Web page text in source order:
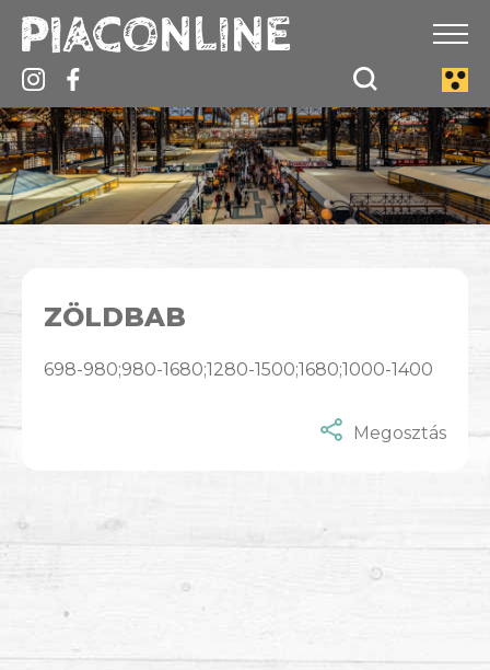
ZÖLDBAB
698-980;980-1680;1280-1500;1680;1000-1400
Megosztás